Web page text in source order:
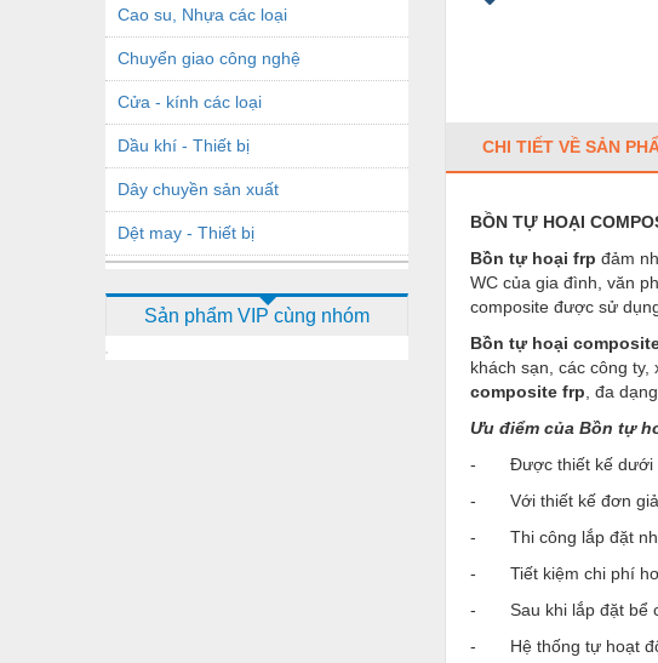
Cao su, Nhựa các loại
Chuyển giao công nghệ
Cửa - kính các loại
Dầu khí - Thiết bị
Dây chuyền sản xuất
Dệt may - Thiết bị
Dịch vụ - Thi công
Sản phẩm VIP cùng nhóm
CHI TIẾT VỀ SẢN
BỒN TỰ HOẠI
Bồn tự hoại frp đảm
WC của gia đình, văn
composite được sử
Bồn tự hoại
khách sạn, các công
composite frp , đa
Ưu điểm của Bồn tự
- Được thiết kế dưới
- Với thiết kế đơn giản,
- Thi công lắp đặt
- Tiết kiệm chi phí hơn
- Sau khi lắp đặt bể
- Hệ thống tự hoạt